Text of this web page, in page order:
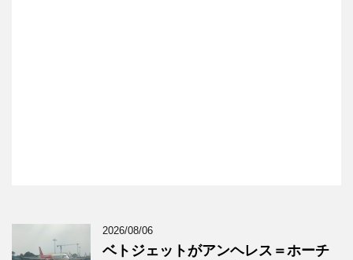
2026/08/06
ベトジェットがアンヘレス＝ホーチ